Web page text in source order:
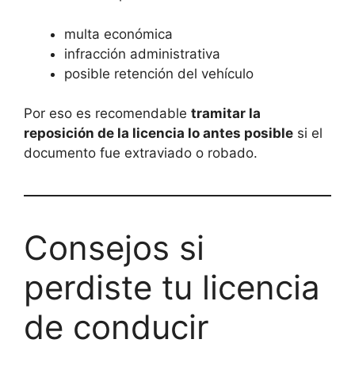
multa económica
infracción administrativa
posible retención del vehículo
Por eso es recomendable tramitar la
reposición de la licencia lo antes posible si el
documento fue extraviado o robado.
Consejos si
perdiste tu licencia
de conducir